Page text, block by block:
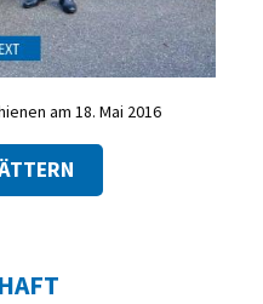
am 18. Mai 2016